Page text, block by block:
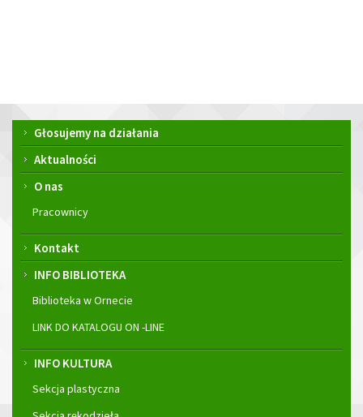
Menu
główne
Głosujemy na działania
Aktualności
O nas
Pracownicy
Kontakt
INFO BIBLIOTEKA
Biblioteka w Ornecie
LINK DO KATALOGU ON -LINE
INFO KULTURA
Sekcja plastyczna